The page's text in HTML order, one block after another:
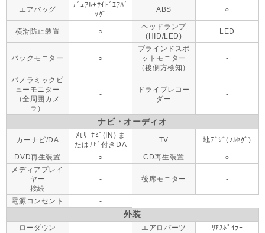
エアバッグ
ﾃﾞｭｱﾙ+ｻｲﾄﾞｴｱﾊﾞ
ｯｸﾞ
ABS ○
横滑防止装置 ○
ヘッドランプ
(HID/LED)
LED
バックモニター ○
ブラインドスポ
ットモニター
（後側方検知）
-
パノラミックビ
ューモニター
（全周囲カメ
ラ）
-
ドライブレコー
ダー
-
ナビ・オーディオ
カーナビ/DA
ﾒﾓﾘｰﾅﾋﾞ(IN) ま
たはﾅﾋﾞ付きDA
TV 地ﾃﾞｼﾞ(ﾌﾙｾｸﾞ)
DVD再生装置 ○ CD再生装置
○
メディアプレイ
ヤー
接続
- 後席モニター -
電源コンセント -
外装
ローダウン - エアロパーツ
ﾘｱｽﾎﾟｲﾗｰ